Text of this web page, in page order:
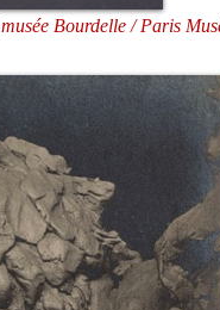
Bourdelle / Paris